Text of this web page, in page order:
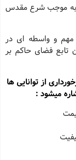
به موجب شرع مقدس
مهم و واسطه ای در
تابع فضای حاکم بر
از توانایی ها
میشود :